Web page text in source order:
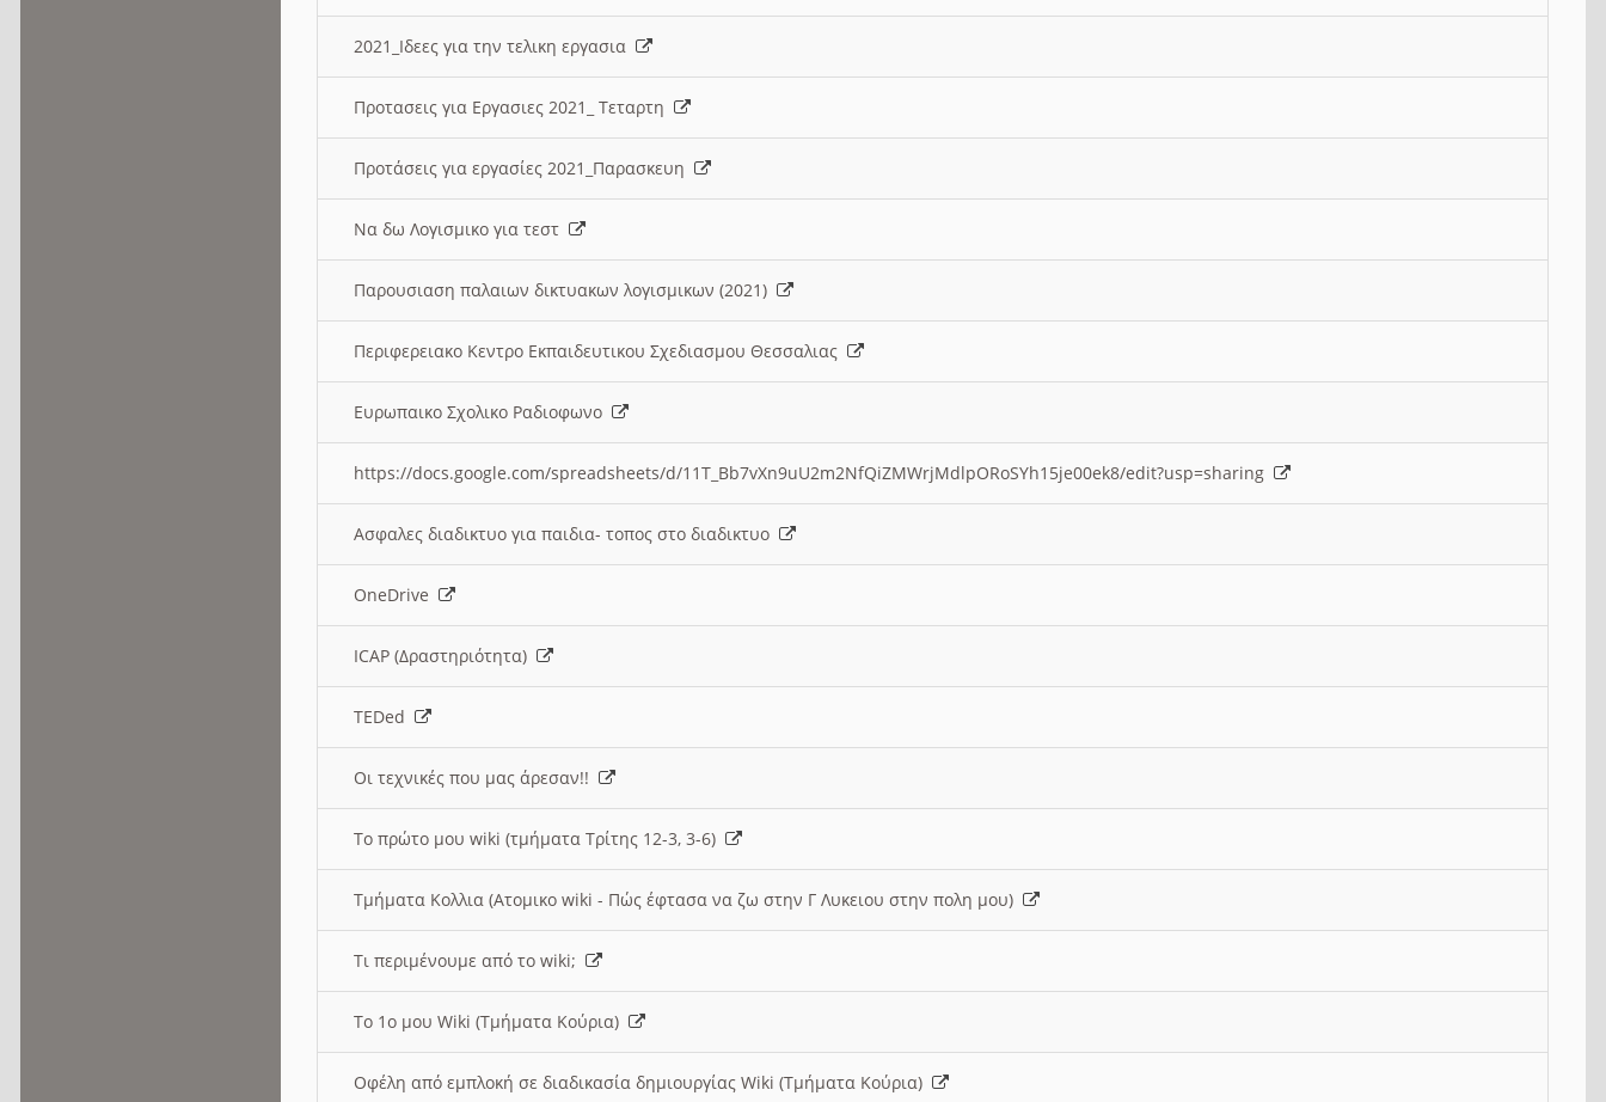
2021_Ιδεες για την τελικη εργασια
Προτασεις για Εργασιες 2021_ Τεταρτη
Προτάσεις για εργασίες 2021_Παρασκευη
Να δω Λογισμικο για τεστ
Παρουσιαση παλαιων δικτυακων λογισμικων (2021)
Περιφερειακο Κεντρο Εκπαιδευτικου Σχεδιασμου Θεσσαλιας
Ευρωπαικο Σχολικο Ραδιοφωνο
https://docs.google.com/spreadsheets/d/11T_Bb7vXn9uU2m2NfQiZMWrjMdlpORoSYh15je00ek8/edit?usp=sharing
Ασφαλες διαδικτυο για παιδια- τοπος στο διαδικτυο
OneDrive
ICAP (Δραστηριότητα)
TEDed
Οι τεχνικές που μας άρεσαν!!
Το πρώτο μου wiki (τμήματα Τρίτης 12-3, 3-6)
Τμήματα Κολλια (Ατομικο wiki - Πώς έφτασα να ζω στην Γ Λυκειου στην πολη μου)
Τι περιμένουμε από το wiki;
Το 1ο μου Wiki (Τμήματα Κούρια)
Οφέλη από εμπλοκή σε διαδικασία δημιουργίας Wiki (Τμήματα Κούρια)